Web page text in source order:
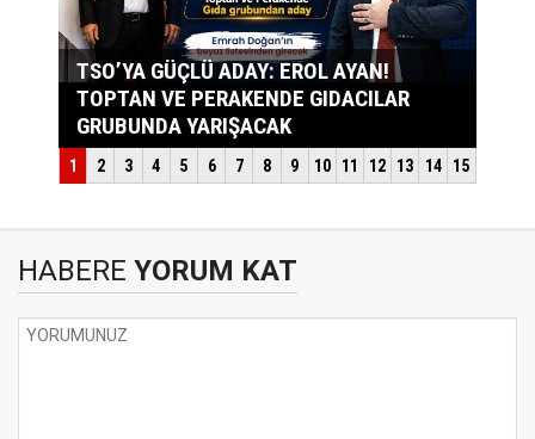
HABERE YORUM KAT